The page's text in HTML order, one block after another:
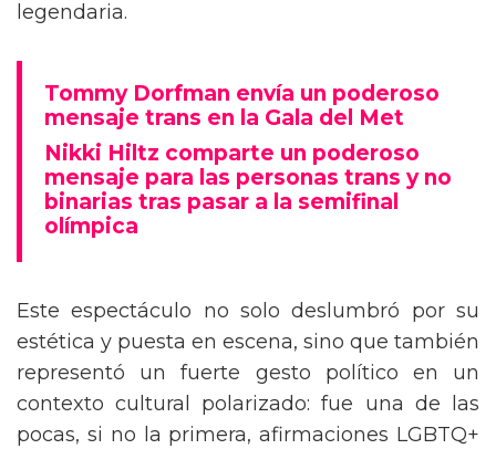
legendaria.
Tommy Dorfman envía un poderoso
mensaje trans en la Gala del Met
Nikki Hiltz comparte un poderoso
mensaje para las personas trans y no
binarias tras pasar a la semifinal
olímpica
Este espectáculo no solo deslumbró por su
estética y puesta en escena, sino que también
representó un fuerte gesto político en un
contexto cultural polarizado: fue una de las
pocas, si no la primera, afirmaciones LGBTQ+